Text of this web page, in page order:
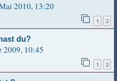
2010, 13:20
1 2
du?
2009, 10:45
1 2